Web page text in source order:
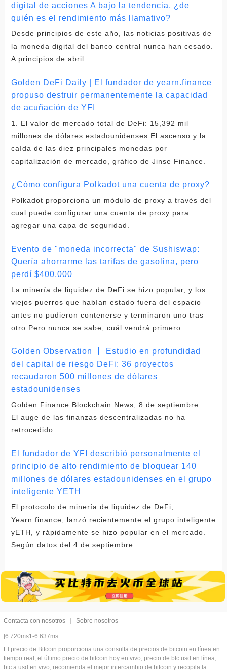
digital de acciones A bajo la tendencia, ¿de
quién es el rendimiento más llamativo?
Desde principios de este año, las noticias positivas de
la moneda digital del banco central nunca han cesado.
A principios de abril.
Golden DeFi Daily | El fundador de yearn.finance
propuso destruir permanentemente la capacidad
de acuñación de YFI
1. El valor de mercado total de DeFi: 15,392 mil
millones de dólares estadounidenses El ascenso y la
caída de las diez principales monedas por
capitalización de mercado, gráfico de Jinse Finance.
¿Cómo configura Polkadot una cuenta de proxy?
Polkadot proporciona un módulo de proxy a través del
cual puede configurar una cuenta de proxy para
agregar una capa de seguridad.
Evento de "moneda incorrecta" de Sushiswap:
Quería ahorrarme las tarifas de gasolina, pero
perdí $400,000
La minería de liquidez de DeFi se hizo popular, y los
viejos puerros que habían estado fuera del espacio
antes no pudieron contenerse y terminaron uno tras
otro.Pero nunca se sabe, cuál vendrá primero.
Golden Observation 丨 Estudio en profundidad
del capital de riesgo DeFi: 36 proyectos
recaudaron 500 millones de dólares
estadounidenses
Golden Finance Blockchain News, 8 de septiembre
El auge de las finanzas descentralizadas no ha
retrocedido.
El fundador de YFI describió personalmente el
principio de alto rendimiento de bloquear 140
millones de dólares estadounidenses en el grupo
inteligente YETH
El protocolo de minería de liquidez de DeFi,
Yearn.finance, lanzó recientemente el grupo inteligente
yETH, y rápidamente se hizo popular en el mercado.
Según datos del 4 de septiembre.
Contacta con nosotros Sobre nosotros
[6:720ms1-6:637ms
El precio de Bitcoin proporciona una consulta de precios de bitcoin en línea en
tiempo real, el último precio de bitcoin hoy en vivo, precio de btc usd en línea,
btc a usd en vivo, recomienda el mejor intercambio de bitcoin y recopila la